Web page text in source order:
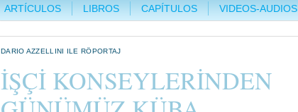
ARTÍCULOS LIBROS CAPÍTULOS VIDEOS-AUDIOS
DARIO AZZELLINI ILE RÖPORTAJ
İŞÇİ KONSEYLERİNDEN